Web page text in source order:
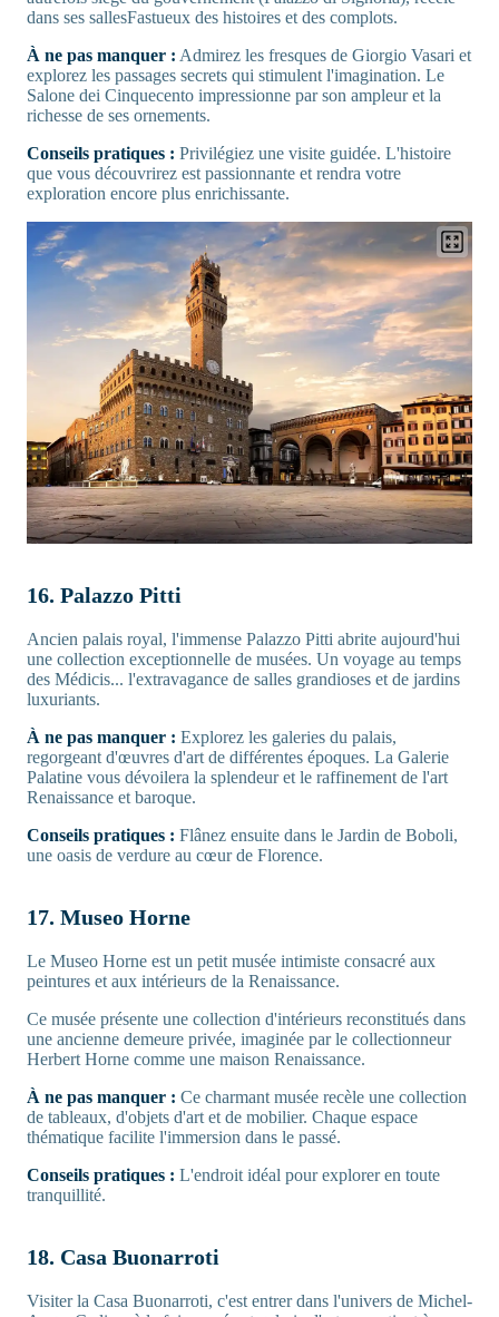
dans ses sallesFastueux des histoires et des complots.
À ne pas manquer : Admirez les fresques de Giorgio Vasari et
explorez les passages secrets qui stimulent l'imagination. Le
Salone dei Cinquecento impressionne par son ampleur et la
richesse de ses ornements.
Conseils pratiques : Privilégiez une visite guidée. L'histoire
que vous découvrirez est passionnante et rendra votre
exploration encore plus enrichissante.
16. Palazzo Pitti
Ancien palais royal, l'immense Palazzo Pitti abrite aujourd'hui
une collection exceptionnelle de musées. Un voyage au temps
des Médicis... l'extravagance de salles grandioses et de jardins
luxuriants.
À ne pas manquer : Explorez les galeries du palais,
regorgeant d'œuvres d'art de différentes époques. La Galerie
Palatine vous dévoilera la splendeur et le raffinement de l'art
Renaissance et baroque.
Conseils pratiques : Flânez ensuite dans le Jardin de Boboli,
une oasis de verdure au cœur de Florence.
17. Museo Horne
Le Museo Horne est un petit musée intimiste consacré aux
peintures et aux intérieurs de la Renaissance.
Ce musée présente une collection d'intérieurs reconstitués dans
une ancienne demeure privée, imaginée par le collectionneur
Herbert Horne comme une maison Renaissance.
À ne pas manquer : Ce charmant musée recèle une collection
de tableaux, d'objets d'art et de mobilier. Chaque espace
thématique facilite l'immersion dans le passé.
Conseils pratiques : L'endroit idéal pour explorer en toute
tranquillité.
18. Casa Buonarroti
Visiter la Casa Buonarroti, c'est entrer dans l'univers de Michel-